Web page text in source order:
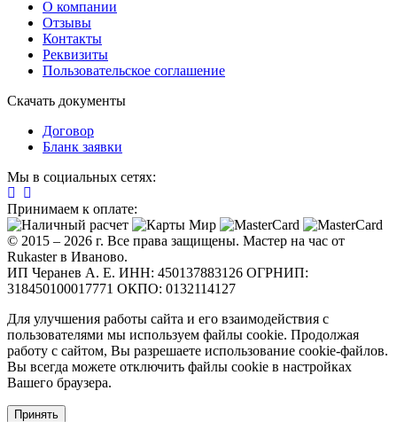
О компании
Отзывы
Контакты
Реквизиты
Пользовательское соглашение
Скачать документы
Договор
Бланк заявки
Мы в социальных сетях:
Принимаем к оплате:
© 2015 – 2026 г. Все права защищены. Мастер на час от
Rukaster в Иваново.
ИП Черанев А. Е. ИНН: 450137883126 ОГРНИП:
318450100017771 ОКПО: 0132114127
Для улучшения работы сайта и его взаимодействия с
пользователями мы используем файлы cookie. Продолжая
работу с сайтом, Вы разрешаете использование cookie-файлов.
Вы всегда можете отключить файлы cookie в настройках
Вашего браузера.
Принять